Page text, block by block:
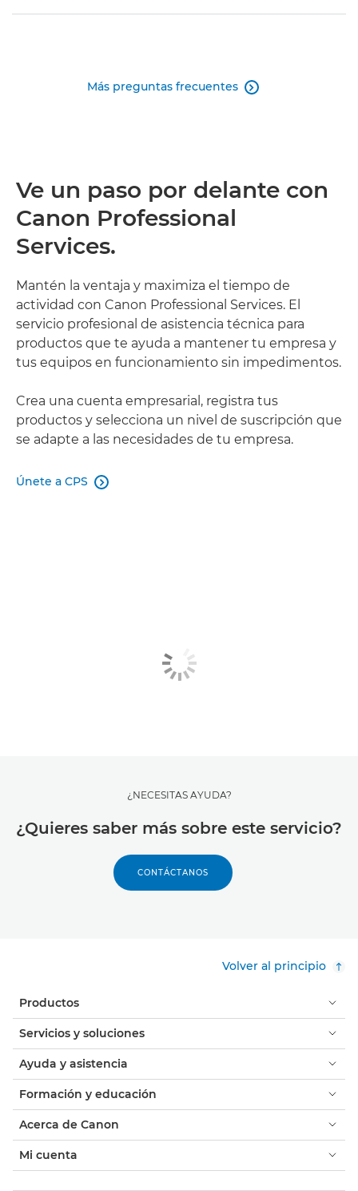
Más preguntas frecuentes 
Ve un paso por delante con
Canon Professional
Services.
Mantén la ventaja y maximiza el tiempo de
actividad con Canon Professional Services. El
servicio profesional de asistencia técnica para
productos que te ayuda a mantener tu empresa y
tus equipos en funcionamiento sin impedimentos.
Crea una cuenta empresarial, registra tus
productos y selecciona un nivel de suscripción que
se adapte a las necesidades de tu empresa.
Únete a CPS 
¿NECESITAS AYUDA?
¿Quieres saber más sobre este servicio?
CONTÁCTANOS
Volver al principio
Productos
Servicios y soluciones
Ayuda y asistencia
Formación y educación
Acerca de Canon
Mi cuenta